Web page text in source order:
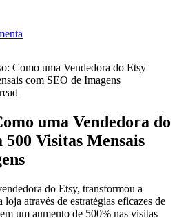
Como uma Vendedora do Etsy
com SEO de Imagens
uma Vendedora do
500 Visitas Mensais
do Etsy, transformou a
através de estratégias eficazes de
um aumento de 500% nas visitas